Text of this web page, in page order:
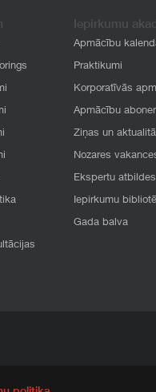
Iepirkumu
Apmācību
Praktikumi
Korporatīvās
Apmācību
Ziņas un
Nozares
Ekspertu atbildes
Iepirkumu
Gada balva